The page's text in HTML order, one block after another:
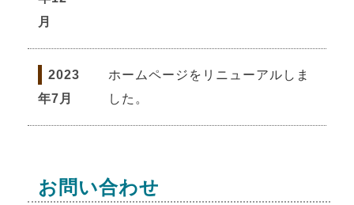
月
2023
年7月
ホームページをリニューアルしま
した。
お問い合わせ